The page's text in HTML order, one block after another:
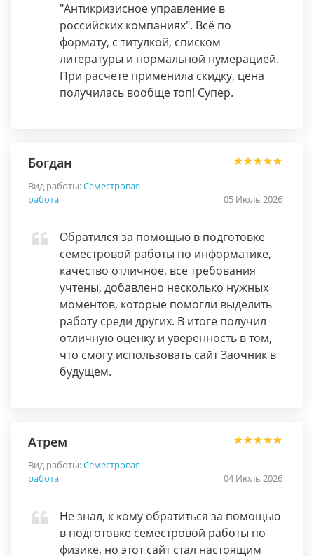
"Антикризисное управление в
российских компаниях". Всё по
формату, с титулкой, списком
литературы и нормальной нумерацией.
При расчете применила скидку, цена
получилась вообще топ! Супер.
Богдан
Вид работы:Семестровая
работа
05 Июль 2026
Обратился за помощью в подготовке
семестровой работы по информатике,
качество отличное, все требования
учтены, добавлено несколько нужных
моментов, которые помогли выделить
работу среди других. В итоге получил
отличную оценку и уверенность в том,
что смогу использовать сайт Заочник в
будущем.
Атрем
Вид работы:Семестровая
работа
04 Июль 2026
Не знал, к кому обратиться за помощью
в подготовке семестровой работы по
физике, но этот сайт стал настоящим